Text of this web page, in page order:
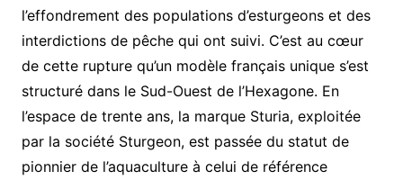
l’effondrement des populations d’esturgeons et des
interdictions de pêche qui ont suivi. C’est au cœur
de cette rupture qu’un modèle français unique s’est
structuré dans le Sud-Ouest de l’Hexagone. En
l’espace de trente ans, la marque Sturia, exploitée
par la société Sturgeon, est passée du statut de
pionnier de l’aquaculture à celui de référence